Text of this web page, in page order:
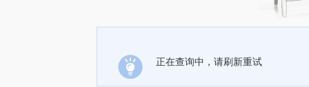
正在查询中，请刷新重试